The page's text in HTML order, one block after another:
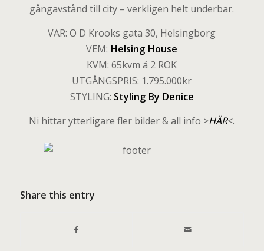
gångavstånd till city – verkligen helt underbar.
VAR: O D Krooks gata 30, Helsingborg
VEM: Helsing House
KVM: 65kvm á 2 ROK
UTGÅNGSPRIS: 1.795.000kr
STYLING: Styling By Denice
Ni hittar ytterligare fler bilder & all info >HÄR<.
Share this entry